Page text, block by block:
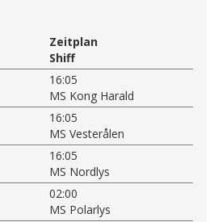
Zeitplan
Shiff
16:05
MS Kong Harald
16:05
MS Vesterålen
16:05
MS Nordlys
02:00
MS Polarlys